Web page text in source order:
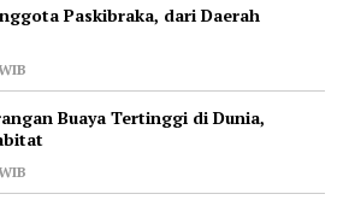
Paskibraka, dari Daerah
Buaya Tertinggi di Dunia,